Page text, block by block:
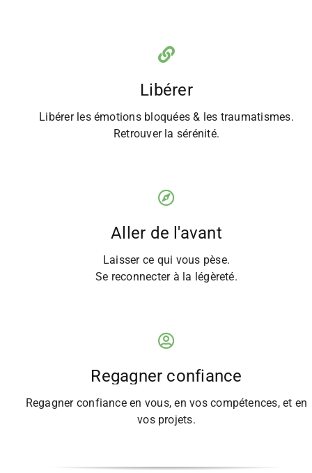
Libérer
Libérer les émotions bloquées & les traumatismes.
Retrouver la sérénité.
Aller de l'avant
Laisser ce qui vous pèse.
Se reconnecter à la légèreté.
Regagner confiance
Regagner confiance en vous, en vos compétences, et en
vos projets.